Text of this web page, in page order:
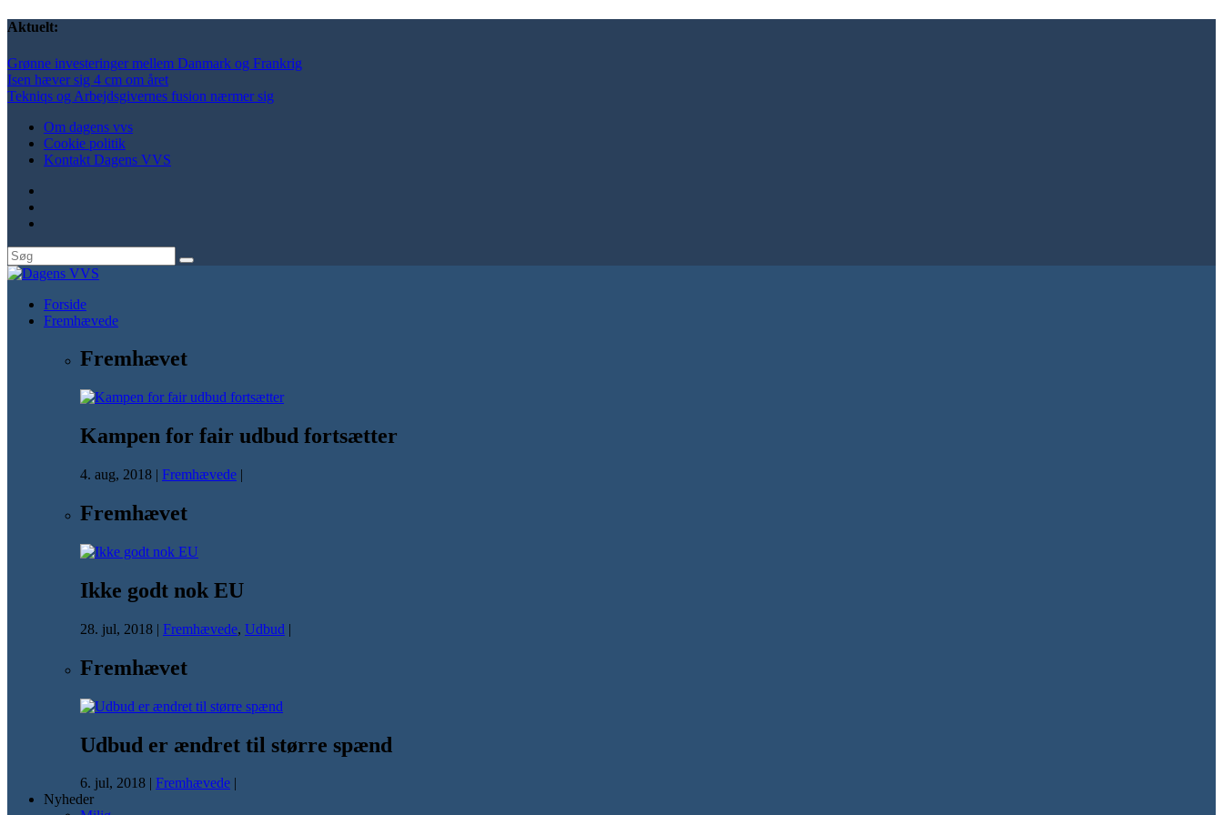
Aktuelt:
Grønne investeringer mellem Danmark og Frankrig
Isen hæver sig 4 cm om året
Tekniqs og Arbejdsgivernes fusion nærmer sig
Om dagens vvs
Cookie politik
Kontakt Dagens VVS
Forside
Fremhævede
Fremhævet
Kampen for fair udbud fortsætter
4. aug, 2018 | Fremhævede |
Fremhævet
Ikke godt nok EU
28. jul, 2018 | Fremhævede, Udbud |
Fremhævet
Udbud er ændret til større spænd
6. jul, 2018 | Fremhævede |
Nyheder